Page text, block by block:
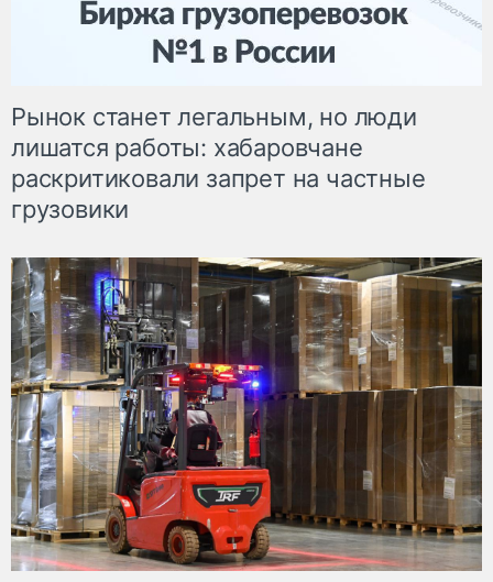
Рынок станет легальным, но люди
лишатся работы: хабаровчане
раскритиковали запрет на частные
грузовики